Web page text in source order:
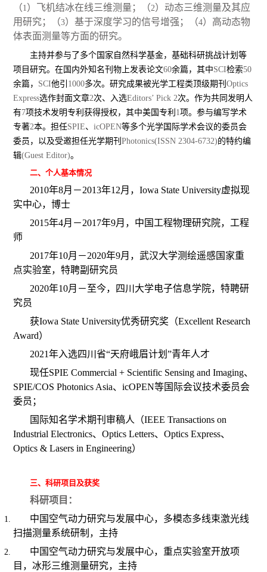
（1）飞机结冰在线三维测量；（2）动态三维测量及其应
用研究；（3）基于深度学习的信号增强；（4）高动态物
体表面测量等方面的研究。
主持并参与了多个国家自然科学基金，基础科研挑战计划等
项目研究。在国内外知名刊物上发表论文60余篇，其中SCI检索50
余篇， SCI他引 1000多次。研究成果被光学工程类顶级期刊Optics
Express选作封面文章2次、入选Editors’ Pick 2次。作为共同发明人
有7项技术发明专利获得授权，其中美国专利 1项。参与编写学术
专著2本。担任SPIE、icOPEN等多个光学国际学术会议的委员会
委员，以及受邀担任光学期刊Photonics(ISSN 2304-6732)的特约编
辑(Guest Editor)。
二、个人基本情况
2010年8月－2013年12月，Iowa State University虚拟现
实中心，博士
2015年4月－2017年9月，中国工程物理研究院，工程
师
2017年10月－2020年9月，武汉大学测绘遥感国家重
点实验室，特聘副研究员
2020年10月－至今，四川大学电子信息学院，特聘研
究员
获Iowa State University优秀研究奖（Excellent Research
Award）
2021年入选四川省“天府峨眉计划”青年人才
现任SPIE Commercial + Scientific Sensing and Imaging、
SPIE/COS Photonics Asia、icOPEN等国际会议技术委员会
委员；
国际知名学术期刊审稿人（IEEE Transactions on
Industrial Electronics、Optics Letters、Optics Express、
Optics & Lasers in Engineering）
三、科研项目及获奖
科研项目：
中国空气动力研究与发展中心，多模态多线束激光线
扫描测量系统研制，主持
中国空气动力研究与发展中心，重点实验室开放项
目，冰形三维测量研究，主持